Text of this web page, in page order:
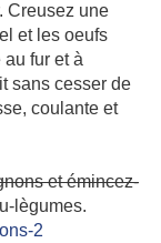
Creusez une
et les oeufs
fur et à
sans cesser de
coulante et
et émincez-
lègumes.